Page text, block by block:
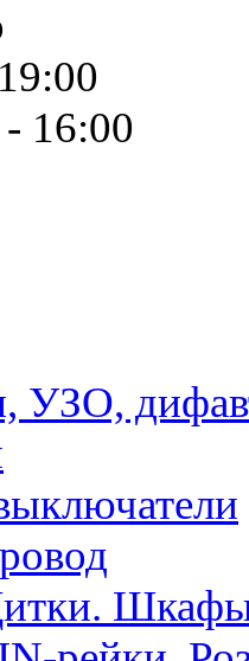
16:00
УЗО,